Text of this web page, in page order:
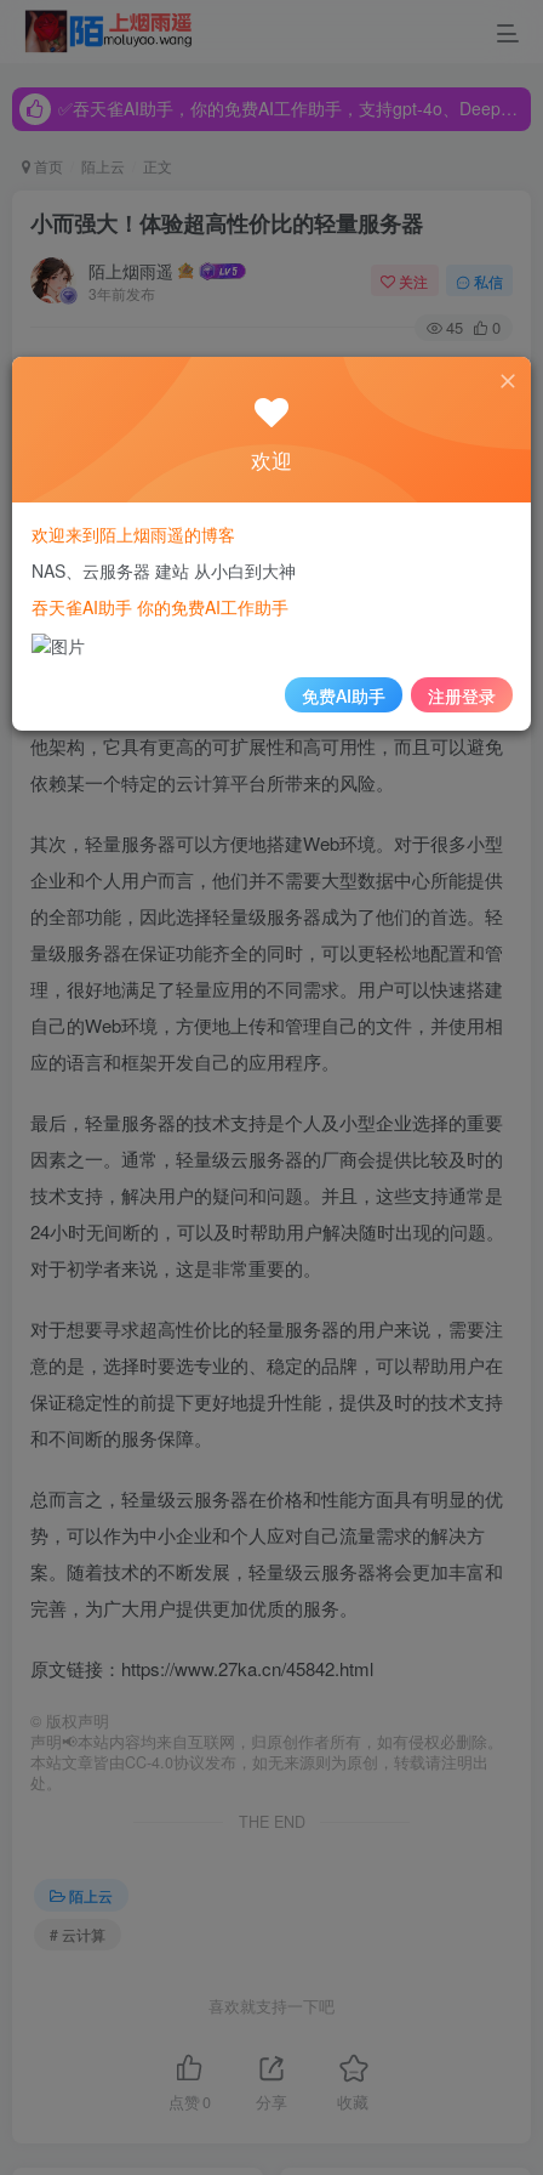
✅吞天雀AI助手，你的免费AI工作助手，支持gpt-4o、DeepSeek、Claude🔥🔥🔥🔥
✅吞天雀AI助手，你的免费AI工作助手，支持gpt-4o、DeepSeek、Claude🔥🔥🔥🔥
首页 陌上云 正文
小而强大！体验超高性价比的轻量服务器
陌上烟雨遥
3年前发布
关注 私信
45 0
随着互联网的不断发展，越来越多的个人和小型企业开始进
入了网站建设的领域。但是，对于这些不太庞大的流量需
活的云服务器等形式已经逐渐成为一种新的趋势。
在众多云计算服务中，轻量服务器作为一种应对小型企业和
个人流量需求的解决方案，其优点不仅仅在于价格亲民，更
在于其小而强大的性能。
首先，轻量服务器可以实现多云架构。多云架构是指使用多
个不同的云平台作为基础设施的云计算解决方案。相比于其
他架构，它具有更高的可扩展性和高可用性，而且可以避免
依赖某一个特定的云计算平台所带来的风险。
其次，轻量服务器可以方便地搭建Web环境。对于很多小型
企业和个人用户而言，他们并不需要大型数据中心所能提供
的全部功能，因此选择轻量级服务器成为了他们的首选。轻
量级服务器在保证功能齐全的同时，可以更轻松地配置和管
理，很好地满足了轻量应用的不同需求。用户可以快速搭建
自己的Web环境，方便地上传和管理自己的文件，并使用相
应的语言和框架开发自己的应用程序。
最后，轻量服务器的技术支持是个人及小型企业选择的重要
因素之一。通常，轻量级云服务器的厂商会提供比较及时的
技术支持，解决用户的疑问和问题。并且，这些支持通常是
24小时无间断的，可以及时帮助用户解决随时出现的问题。
对于初学者来说，这是非常重要的。
对于想要寻求超高性价比的轻量服务器的用户来说，需要注
意的是，选择时要选专业的、稳定的品牌，可以帮助用户在
保证稳定性的前提下更好地提升性能，提供及时的技术支持
和不间断的服务保障。
总而言之，轻量级云服务器在价格和性能方面具有明显的优
势，可以作为中小企业和个人应对自己流量需求的解决方
案。随着技术的不断发展，轻量级云服务器将会更加丰富和
完善，为广大用户提供更加优质的服务。
原文链接：https://www.27ka.cn/45842.html
© 版权声明
声明📢本站内容均来自互联网，归原创作者所有，如有侵权必删除。
本站文章皆由CC-4.0协议发布，如无来源则为原创，转载请注明出
处。
THE END
陌上云
# 云计算
喜欢就支持一下吧
点赞 0 分享 收藏
欢迎
欢迎来到陌上烟雨遥的博客
NAS、云服务器 建站 从小白到大神
吞天雀AI助手 你的免费AI工作助手
免费AI助手 注册登录